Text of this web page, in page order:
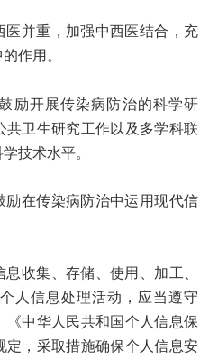
并重，加强中西医结合，充
作用。
励开展传染病防治的科学研
共卫生研究工作以及多学科联
技术水平。
在传染病防治中运用现代信
收集、存储、使用、加工、
人信息处理活动，应当遵守
《中华人民共和国个人信息保
定，采取措施确保个人信息安